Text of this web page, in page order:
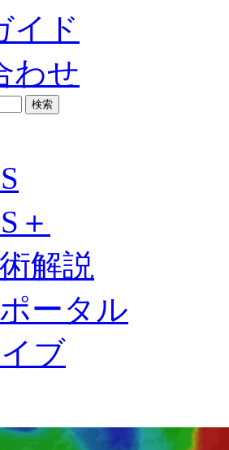
イド
わせ
検索
＋
解説
ータル
ブ